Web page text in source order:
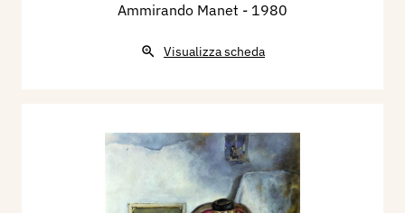
Ammirando Manet - 1980
Visualizza scheda